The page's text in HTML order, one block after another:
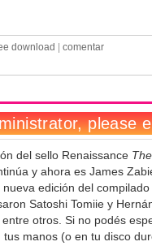
download
comentar
del sello Renaissance
y ahora es James
nueva edición del
Satoshi Tomiie y
otros. Si no podés
tus manos (o en tu disco